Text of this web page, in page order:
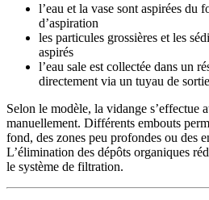
l’eau et la vase sont aspirées du
d’aspiration
les particules grossières et les
aspirés
l’eau sale est collectée dans un
directement via un tuyau de sortie
Selon le modèle, la vidange s’effectue
manuellement. Différents embouts
fond, des zones peu profondes ou des
L’élimination des dépôts organiques
le système de filtration.